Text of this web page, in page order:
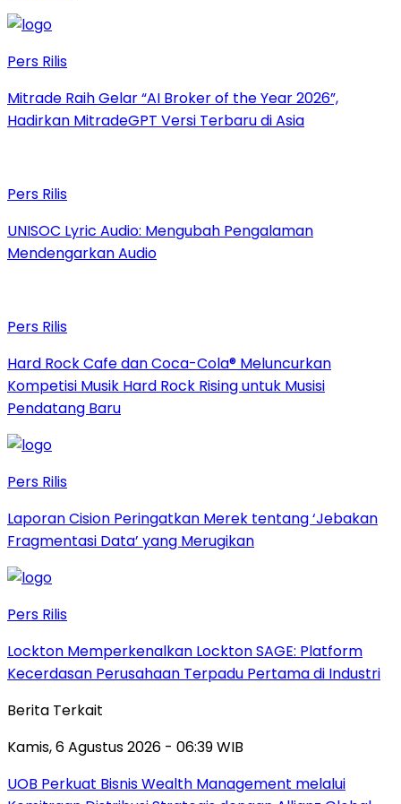
Pers Rilis
Mitrade Raih Gelar “AI Broker of the Year 2026”,
Hadirkan MitradeGPT Versi Terbaru di Asia
Pers Rilis
UNISOC Lyric Audio: Mengubah Pengalaman
Mendengarkan Audio
Pers Rilis
Hard Rock Cafe dan Coca-Cola® Meluncurkan
Kompetisi Musik Hard Rock Rising untuk Musisi
Pendatang Baru
Pers Rilis
Laporan Cision Peringatkan Merek tentang ‘Jebakan
Fragmentasi Data’ yang Merugikan
Pers Rilis
Lockton Memperkenalkan Lockton SAGE: Platform
Kecerdasan Perusahaan Terpadu Pertama di Industri
Berita Terkait
Kamis, 6 Agustus 2026 - 06:39 WIB
UOB Perkuat Bisnis Wealth Management melalui